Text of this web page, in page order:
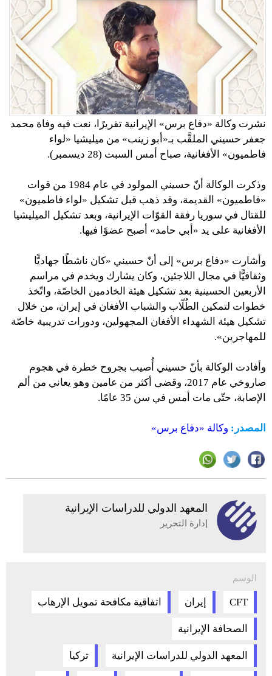
نشرت وكالة «دفاع برس» الإيرانية تقريرًا، نعت فيه وفاة محمد
جعفر حسيني الملقَّب بـ«أبو زينب» من ميليشيا «لواء
فاطميون» الأفغانية، صباح أمس السبت (28 ديسمبر).
وذكرت الوكالة أنّ حسيني المولود في عام 1984 من قوات
«فاطميون» القديمة، وقد ذهب قبل تشكيل «لواء فاطميون»
للقتال في سوريا رفقة القوّات الإيرانية، وبعد تشكيل الميليشيا
الأفغانية على يد «أبي حامد» أصبح عضوًا فيها.
وأشارت «دفاع برس» إلى أنّ حسيني «كان ناشطًا جهاديًّا
وثقافيًّا في مجال اللاجئين، وكان يشارك ويخدم في مراسم
الأربعين الحسينية بعد تشكيل هيئة الخادمين الخاصّة، واتّخذ
خطوات لتمكين الطُلّاب والشباب الأفغان في إيران، من خلال
تشكيل هيئة الشهداء الأفغان المجهولين، ودورات تدريبية خاصّة
للمهاجرين».
وأفادت الوكالة بأنّ حسيني أُصيب بجروح خطرة في هجوم
صاروخي عام 2017، وقضى أكثر من عامين وهو يعاني من ألم
الإصابة، حتّى مات أمس في سن 35 عامًا.
المصدر: وكالة «دفاع برس»
المعهد الدولي للدراسات الإيرانية
إدارة التحرير
الوسم
CFT إيران اتفاقية مكافحة تمويل الإرهاب
الصحافة الإيرانية
المعهد الدولي للدراسات الإيرانية تركيا